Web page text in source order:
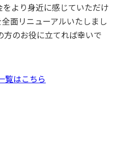
より⾝近に感じていただけ
⾯リニューアルいたしまし
⽅のお役に⽴てれば幸いで
覧はこちら